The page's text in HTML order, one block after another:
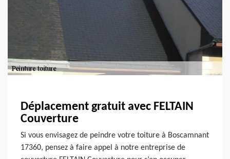
Déplacement gratuit avec FELTAIN
Couverture
Si vous envisagez de peindre votre toiture à Boscamnant
17360, pensez à faire appel à notre entreprise de